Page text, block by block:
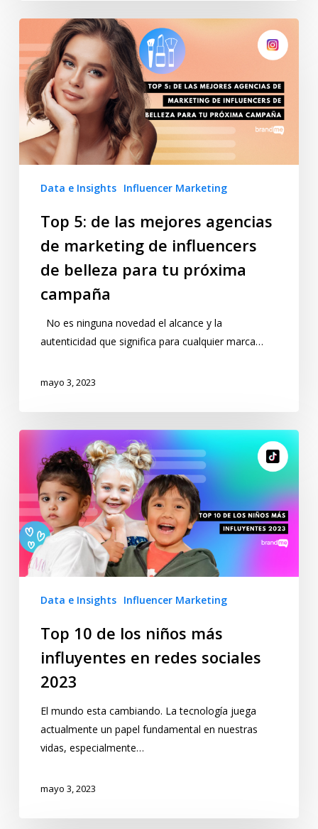
Data e Insights Influencer Marketing
Top 5: de las mejores agencias
de marketing de influencers
de belleza para tu próxima
campaña
No es ninguna novedad el alcance y la
autenticidad que significa para cualquier marca…
mayo 3, 2023
Data e Insights Influencer Marketing
Top 10 de los niños más
influyentes en redes sociales
2023
El mundo esta cambiando. La tecnología juega
actualmente un papel fundamental en nuestras
vidas, especialmente…
mayo 3, 2023